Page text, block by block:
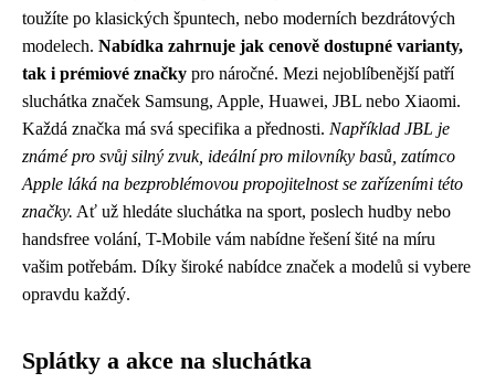
toužíte po klasických špuntech, nebo moderních bezdrátových
modelech. Nabídka zahrnuje jak cenově dostupné varianty,
tak i prémiové značky pro náročné. Mezi nejoblíbenější patří
sluchátka značek Samsung, Apple, Huawei, JBL nebo Xiaomi.
Každá značka má svá specifika a přednosti. Například JBL je
známé pro svůj silný zvuk, ideální pro milovníky basů, zatímco
Apple láká na bezproblémovou propojitelnost se zařízeními této
značky. Ať už hledáte sluchátka na sport, poslech hudby nebo
handsfree volání, T-Mobile vám nabídne řešení šité na míru
vašim potřebám. Díky široké nabídce značek a modelů si vybere
opravdu každý.
Splátky a akce na sluchátka